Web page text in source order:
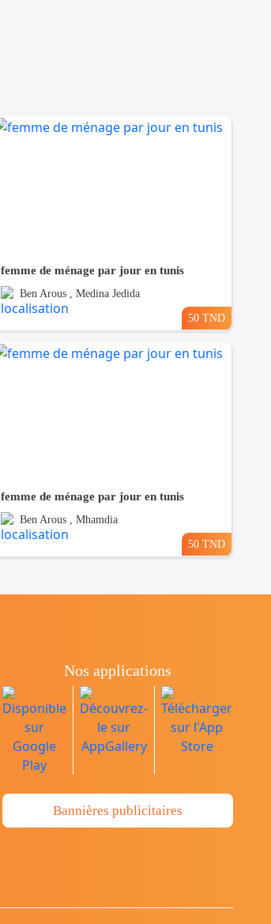
femme de ménage par jour en tunis
Ben Arous , Medina Jedida
50 TND
femme de ménage par jour en tunis
Ben Arous , Mhamdia
50 TND
Nos applications
Bannières publicitaires